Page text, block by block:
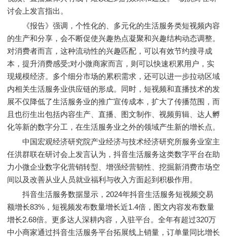
讨会上发言指出。
《报告》强调，个性化的、多元化的生活服务类短视频内容
的生产和分享，会不断促使兴趣热点凝聚和兴趣结构动态调整。
对消费者而言，这种流动性的兴趣匹配，可以有效节约搜寻成
本，提升消费感受;对小微商家而言，则可以快速积累用户，实
现规模经济。多个细分市场的累积需求，还可以进一步拉动区域
内相关生活服务业供应链的形成。同时，短视频和直播技术的发
展不仅降低了生活服务业的推广宣传成本，扩大了传播范围，而
且也衍生出包括内容生产、直播、图文制作、视频剪辑、达人孵
化等新的数字分工，在生活服务业之外的领域产生新的增长点。
中国宏观经济研究院产业经济与技术经济研究所服务业室主
任洪群联在研讨会上发言认为，抖音生活服务这类数字平台在助
力小微企业数字化营销转型、增强经营韧性、挖掘新消费市场空
间以及改善从业人员就业福利与收入方面起到积极作用。
抖音生活服务数据显示，2024年抖音生活服务短视频交易
额增长83%，短视频发布数量增长近1.4倍，图文内容发布数量
增长2.68倍。更多达人深耕内容，入驻平台。全年有超过320万
中小商家通过抖音生活服务平台拓展线上销量，订单量同比增长